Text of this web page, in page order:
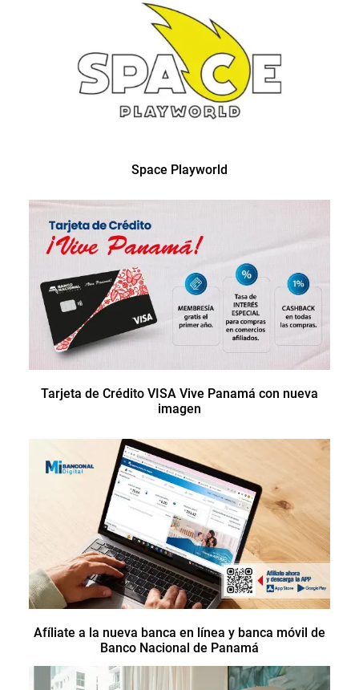
Space Playworld
Tarjeta de Crédito VISA Vive Panamá con nueva
imagen
Afíliate a la nueva banca en línea y banca móvil de
Banco Nacional de Panamá